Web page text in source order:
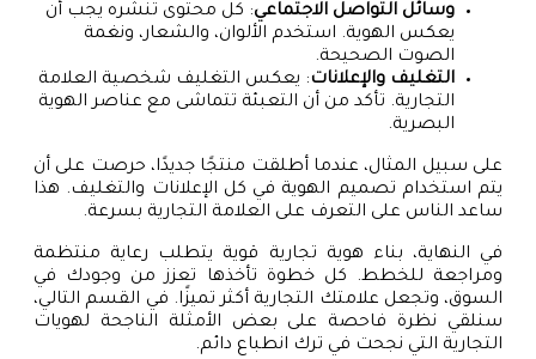
وسائل التواصل الاجتماعي: كل محتوى تنشره يجب أن
يعكس الهوية. استخدم الألوان، والشعار، ونغمة
الصوت الصحيحة.
التغليف والإعلانات: يعكس التغليف شخصية العلامة
التجارية. تأكد من أن التعبئة تتماشى مع عناصر الهوية
البصرية.
على سبيل المثال، عندما أطلقت منتجًا جديدًا، حرصت على أن
يتم استخدام تصميم الهوية في كل الإعلانات والتغليف. هذا
ساعد الناس على التعرف على العلامة التجارية بسرعة.
في النهاية، بناء هوية تجارية قوية يتطلب رعاية منتظمة
ومراجعة للخطط. كل خطوة تأخذها تعزز من وجودك في
السوق، وتجعل علامتك التجارية أكثر تميزًا. في القسم التالي،
سنلقي نظرة فاحصة على بعض الأمثلة الناجحة لهويات
التجارية التي نجحت في ترك انطباع دائم.